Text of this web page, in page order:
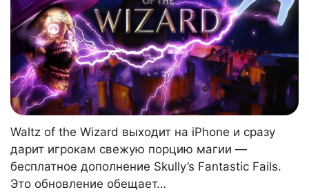
Waltz of the Wizard выходит на iPhone и сразу
дарит игрокам свежую порцию магии —
бесплатное дополнение Skully’s Fantastic Fails.
Это обновление обещает…